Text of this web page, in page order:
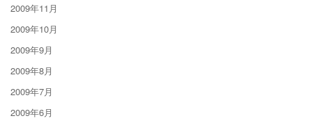
2009年11月
2009年10月
2009年9月
2009年8月
2009年7月
2009年6月